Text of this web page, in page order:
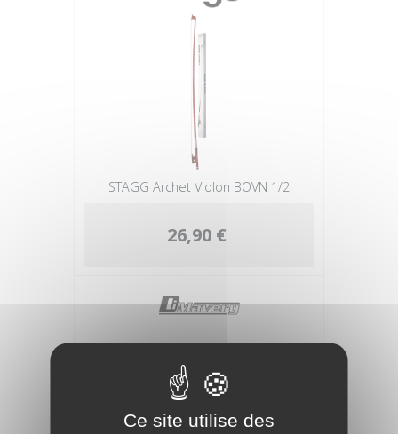
STAGG Archet Violon BOVN 1/2
26,90 €
Ce site utilise des